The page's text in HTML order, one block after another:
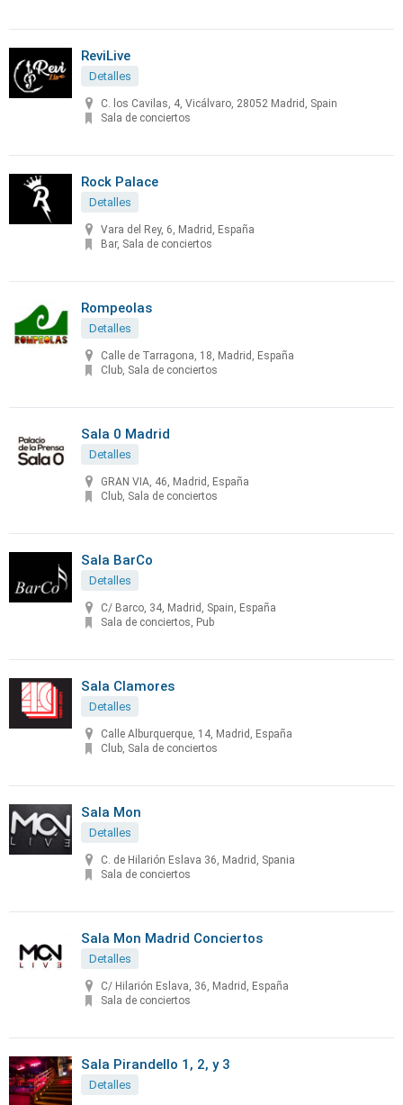
ReviLive
Detalles
C. los Cavilas, 4, Vicálvaro, 28052 Madrid, Spain
Sala de conciertos
Rock Palace
Detalles
Vara del Rey, 6, Madrid, España
Bar, Sala de conciertos
Rompeolas
Detalles
Calle de Tarragona, 18, Madrid, España
Club, Sala de conciertos
Sala 0 Madrid
Detalles
GRAN VIA, 46, Madrid, España
Club, Sala de conciertos
Sala BarCo
Detalles
C/ Barco, 34, Madrid, Spain, España
Sala de conciertos, Pub
Sala Clamores
Detalles
Calle Alburquerque, 14, Madrid, España
Club, Sala de conciertos
Sala Mon
Detalles
C. de Hilarión Eslava 36, Madrid, Spania
Sala de conciertos
Sala Mon Madrid Conciertos
Detalles
C/ Hilarión Eslava, 36, Madrid, España
Sala de conciertos
Sala Pirandello 1, 2, y 3
Detalles